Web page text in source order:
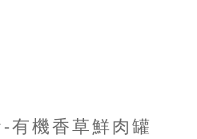
有機香草鮮肉罐